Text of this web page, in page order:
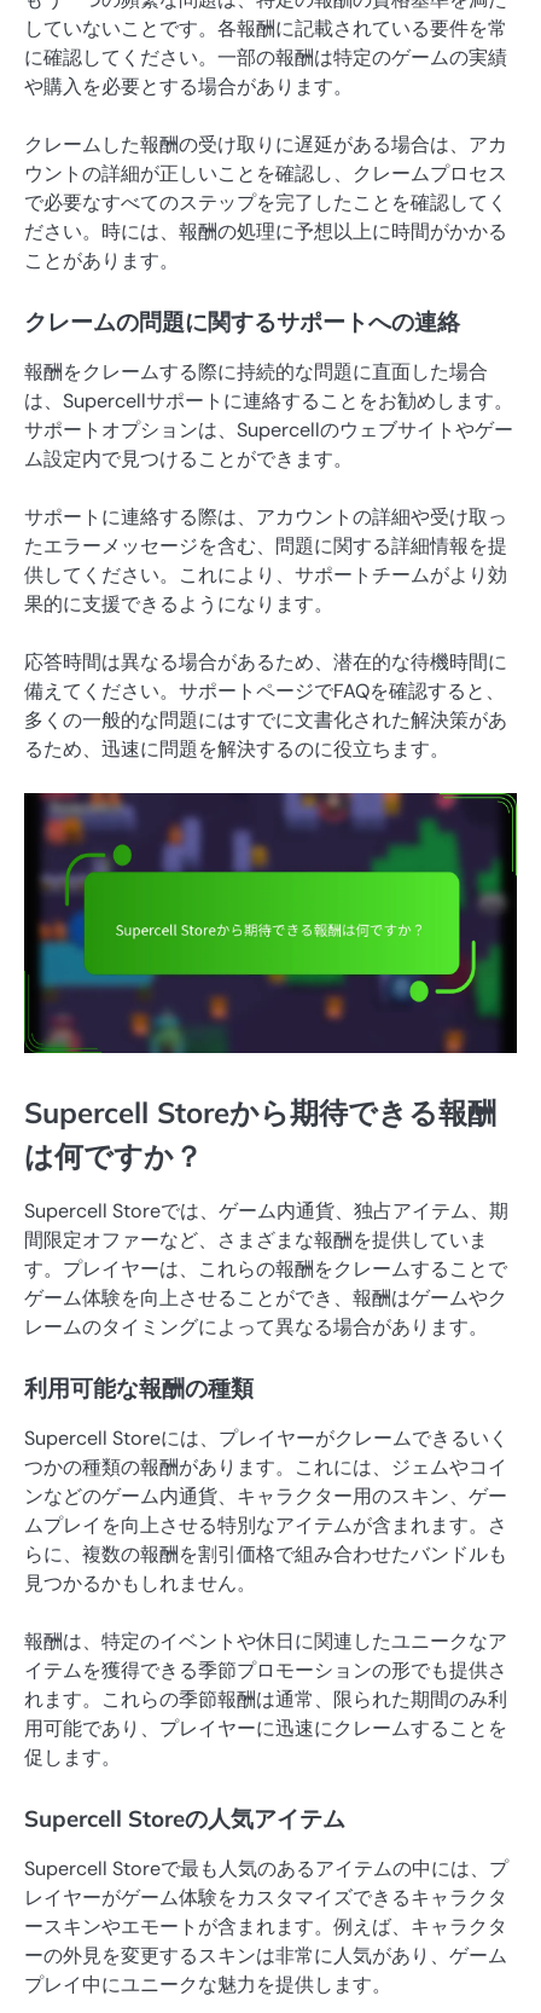
していないことです。各報酬に記載されている要件を常
に確認してください。一部の報酬は特定のゲームの実績
や購入を必要とする場合があります。
クレームした報酬の受け取りに遅延がある場合は、アカ
ウントの詳細が正しいことを確認し、クレームプロセス
で必要なすべてのステップを完了したことを確認してく
ださい。時には、報酬の処理に予想以上に時間がかかる
ことがあります。
クレームの問題に関するサポートへの連絡
報酬をクレームする際に持続的な問題に直面した場合
は、Supercellサポートに連絡することをお勧めします。
サポートオプションは、Supercellのウェブサイトやゲー
ム設定内で見つけることができます。
サポートに連絡する際は、アカウントの詳細や受け取っ
たエラーメッセージを含む、問題に関する詳細情報を提
供してください。これにより、サポートチームがより効
果的に支援できるようになります。
応答時間は異なる場合があるため、潜在的な待機時間に
備えてください。サポートページでFAQを確認すると、
多くの一般的な問題にはすでに文書化された解決策があ
るため、迅速に問題を解決するのに役立ちます。
Supercell Storeから期待できる報酬
は何ですか？
Supercell Storeでは、ゲーム内通貨、独占アイテム、期
間限定オファーなど、さまざまな報酬を提供していま
す。プレイヤーは、これらの報酬をクレームすることで
ゲーム体験を向上させることができ、報酬はゲームやク
レームのタイミングによって異なる場合があります。
利用可能な報酬の種類
Supercell Storeには、プレイヤーがクレームできるいく
つかの種類の報酬があります。これには、ジェムやコイ
ンなどのゲーム内通貨、キャラクター用のスキン、ゲー
ムプレイを向上させる特別なアイテムが含まれます。さ
らに、複数の報酬を割引価格で組み合わせたバンドルも
見つかるかもしれません。
報酬は、特定のイベントや休日に関連したユニークなア
イテムを獲得できる季節プロモーションの形でも提供さ
れます。これらの季節報酬は通常、限られた期間のみ利
用可能であり、プレイヤーに迅速にクレームすることを
促します。
Supercell Storeの人気アイテム
Supercell Storeで最も人気のあるアイテムの中には、プ
レイヤーがゲーム体験をカスタマイズできるキャラクタ
ースキンやエモートが含まれます。例えば、キャラクタ
ーの外見を変更するスキンは非常に人気があり、ゲーム
プレイ中にユニークな魅力を提供します。